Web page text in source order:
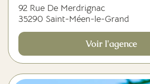
92 Rue De Merdrignac
35290 Saint-Méen-le-Grand
Voir l'agence